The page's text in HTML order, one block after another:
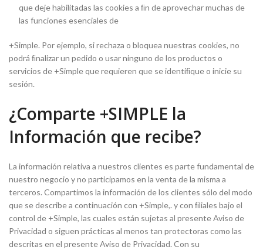
que deje habilitadas las cookies a ﬁn de aprovechar muchas de
las funciones esenciales de
+Simple. Por ejemplo, si rechaza o bloquea nuestras cookies, no
podrá ﬁnalizar un pedido o usar ninguno de los productos o
servicios de +Simple que requieren que se identiﬁque o inicie su
sesión.
¿Comparte +SIMPLE la
Información que recibe?
La información relativa a nuestros clientes es parte fundamental de
nuestro negocio y no participamos en la venta de la misma a
terceros. Compartimos la información de los clientes sólo del modo
que se describe a continuación con +Simple,. y con ﬁliales bajo el
control de +Simple, las cuales están sujetas al presente Aviso de
Privacidad o siguen prácticas al menos tan protectoras como las
descritas en el presente Aviso de Privacidad. Con su